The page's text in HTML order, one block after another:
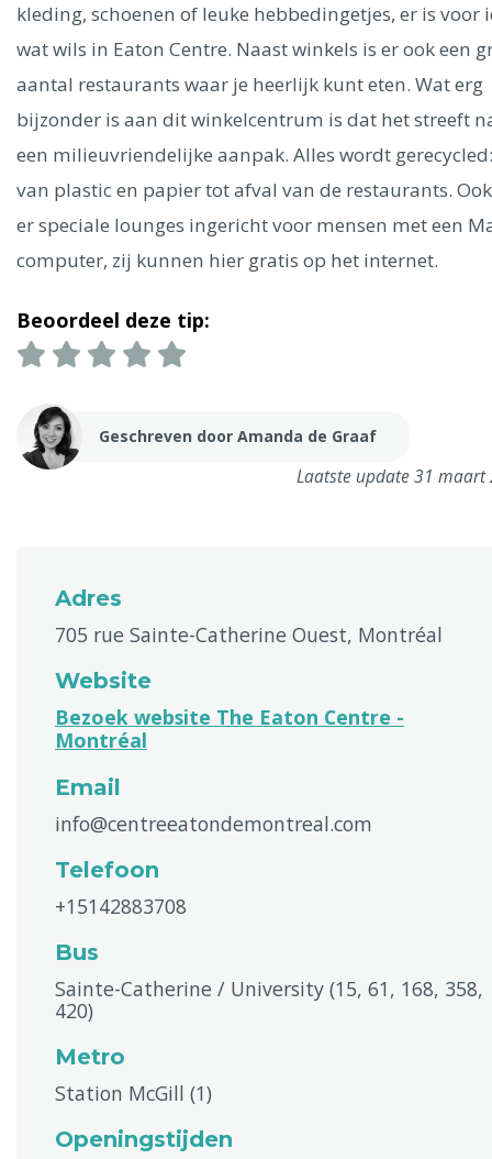
Parijs Tokio Amsterdam Barcelona Dubai
Milaan
Singapore
Rome Berlijn Mechelen Venetië
Florence
Dublin
Hong Kong München Wenen Budapest
Madrid
Vancouver
Alles bekijken
kleding, schoenen of leuke hebbedingetjes, er is voor
wat wils in Eaton Centre. Naast winkels is er ook een
aantal restaurants waar je heerlijk kunt eten. Wat erg
bijzonder is aan dit winkelcentrum is dat het streeft
een milieuvriendelijke aanpak. Alles wordt gerecycled:
van plastic en papier tot afval van de restaurants.
er speciale lounges ingericht voor mensen met een
computer, zij kunnen hier gratis op het internet.
Beoordeel deze tip:
Geschreven door Amanda de Graaf
Laatste update 31 maart
Adres
705 rue Sainte-Catherine Ouest, Montréal
Website
Bezoek website The Eaton Centre -
Montréal
Email
info@centreeatondemontreal.com
Telefoon
+15142883708
Bus
Sainte-Catherine / University (15, 61, 168, 358,
420)
Metro
Station McGill (1)
Openingstijden